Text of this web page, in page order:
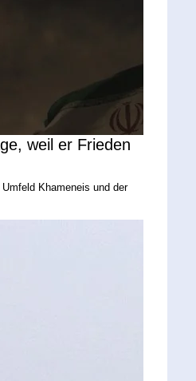
weil er Frieden
Khameneis und der